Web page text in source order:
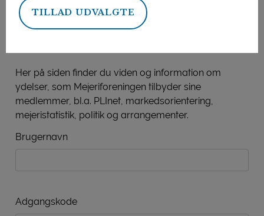
TILLAD UDVALGTE
Mejeriforeningens
Her på siden finder du viden og information om
ydelser, som Mejeriforeningen tilbyder sine
medlemmer, bl.a. PLInet, markedsorientering,
mejeristatistik, politik og arrangementer.
Brugernavn
Adgangskode